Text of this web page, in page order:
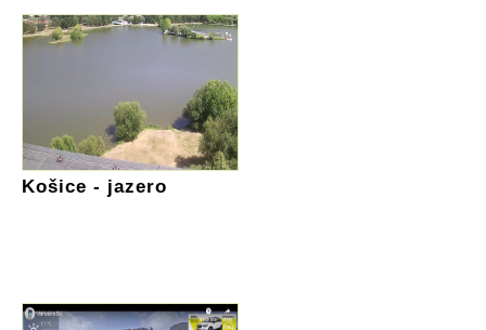
Košice - jazero